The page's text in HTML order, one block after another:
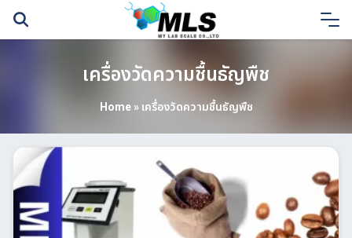
Skip
เครื่องวัดความชื้นธัญพืช
Home» เครื่องวัดความชื้นธัญพืช